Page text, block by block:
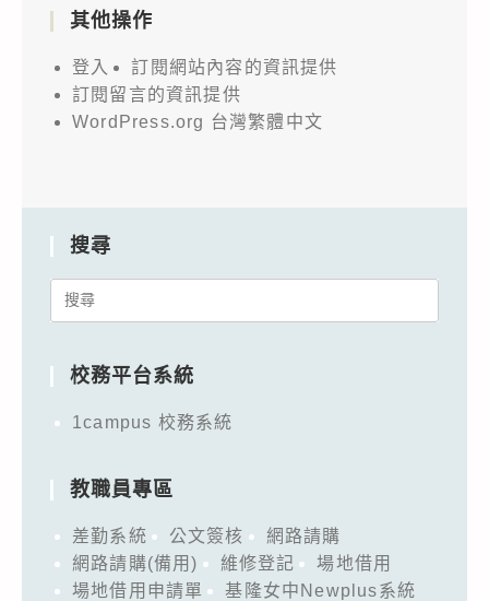
其他操作
登入
訂閱網站內容的資訊提供
訂閱留言的資訊提供
WordPress.org 台灣繁體中文
搜尋
Search
校務平台系統
1campus 校務系統
教職員專區
差勤系統 公文簽核
網路請購
網路請購(備用)
維修登記
場地借用
場地借用申請單
基隆女中Newplus系統